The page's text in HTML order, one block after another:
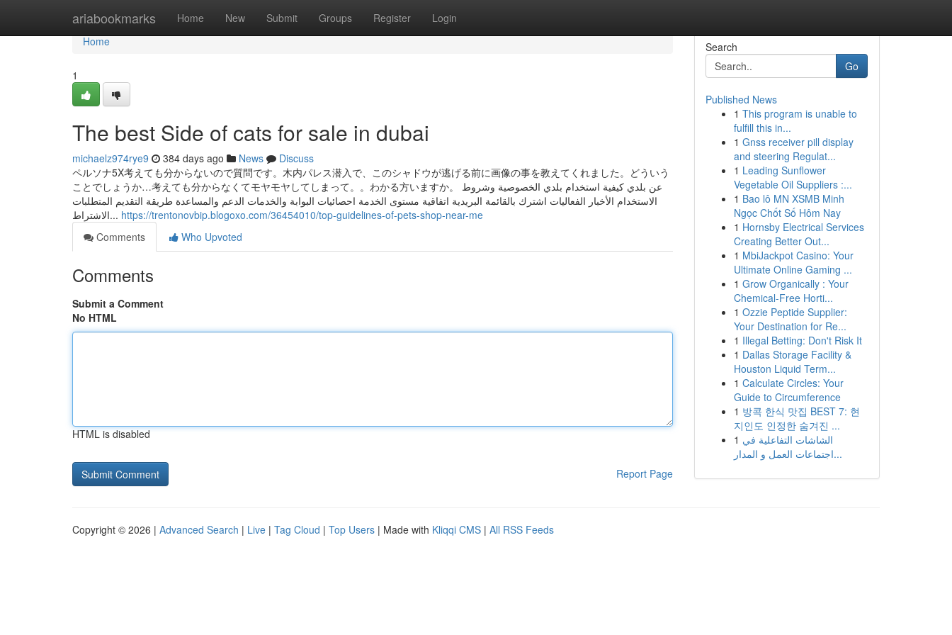
ariabookmarks Home New Submit Groups Register Login
Home
Home
1
The best Side of cats for sale in dubai
michaelz974rye9 384 days ago News
Discuss
ペルソナ5X考えても分からないので質問です。木内パレス潜入で、このシャドウが逃げる前に画像の事を教えてくれました。どういう
ことでしょうか…考えても分からなくてモヤモヤしてしまって。。わかる方いますか。 عن بلدي كيفية استخدام بلدي الخصوصية وشروط
الاستخدام الأخبار الفعاليات اشترك بالقائمة البريدية اتفاقية مستوى الخدمة احصائيات البوابة والخدمات الدعم والمساعدة طريقة التقديم المتطلبات
الاشتراط... https://trentonovbip.blogoxo.com/36454010/top-guidelines-of-pets-shop-near-me
Comments
Who Upvoted
Comments
Submit a Comment
No HTML
HTML is disabled
Report Page
Search
Go
Published News
1 This program is unable to
fulfill this in...
1 Gnss receiver pill display
and steering Regulat...
1 Leading Sunflower
Vegetable Oil Suppliers :...
1 Bao lô MN XSMB Minh
Ngọc Chốt Số Hôm Nay
1 Hornsby Electrical Services
Creating Better Out...
1 MbiJackpot Casino: Your
Ultimate Online Gaming ...
1 Grow Organically : Your
Chemical-Free Horti...
1 Ozzie Peptide Supplier:
Your Destination for Re...
1 Illegal Betting: Don't Risk It
1 Dallas Storage Facility &
Houston Liquid Term...
1 Calculate Circles: Your
Guide to Circumference
1 방콕 한식 맛집 BEST 7: 현
지인도 인정한 숨겨진 ...
1 الشاشات التفاعلية في
اجتماعات العمل و المدار...
Copyright © 2026 | Advanced Search | Live | Tag Cloud | Top Users | Made with Kliqqi CMS | All RSS Feeds